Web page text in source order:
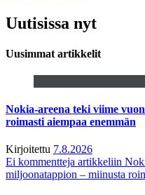
Uutisissa nyt
Uusimmat artikkelit
Nokia-areena teki viime
roimasti aiempaa enemmän
Kirjoitettu 7.8.2026
Ei kommentteja artikkeliin
miljoonatappion – miinusta